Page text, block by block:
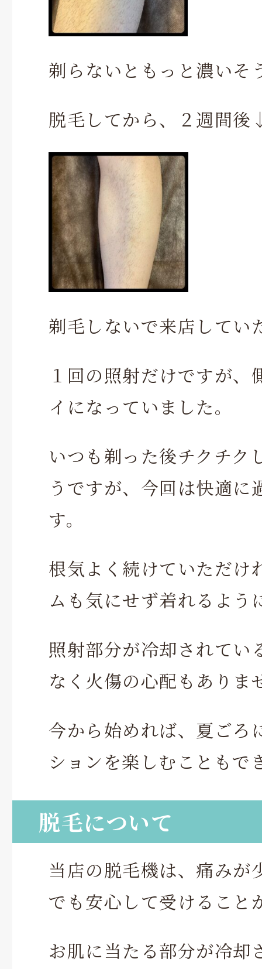
剃らないともっと濃いそ
脱毛してから、２週間
剃毛しないで来店してい
１回の照射だけですが、
イになっていました。
いつも剃った後チクチク
うですが、今回は快適に
す。
根気よく続けていただけ
ムも気にせず着れるよう
照射部分が冷却されてい
なく火傷の心配もありま
今から始めれば、夏ごろ
ションを楽しむこともで
脱毛について
当店の脱毛機は、痛みが
でも安心して受けること
お肌に当たる部分が冷却